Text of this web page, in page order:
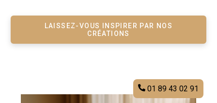
01 89 43 02 91
LAISSEZ-VOUS INSPIRER PAR NOS
CRÉATIONS